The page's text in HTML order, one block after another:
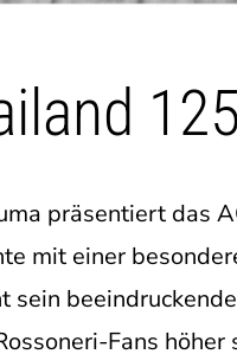
präsentiert das
mit einer
sein
Fans höher